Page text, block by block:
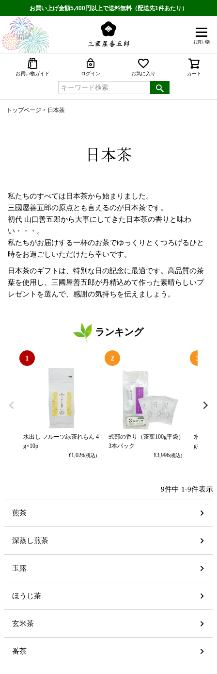
お買い上げ金額5,400円以上で送料無料（配送先1件あたり）
お買い物
お買い物ガイド ログイン お気に入り カート
トップページ 日本茶
日本茶
私たちのすべては日本茶から始まりました。
三國屋善五郎の原点とも言えるのが日本茶です。
初代 山口善五郎から大事にしてきた日本茶の香りと味わ
い・・・。
私たちがお届けする一杯のお茶でゆっくりとくつろげるひと
時をお過ごしいただけたら幸いです。
日本茶のギフトは、特別な日の記念に最適です。高品質の茶
葉を使用し、三國屋善五郎が丹精込めて作った素晴らしいプ
レゼントを選んで、感謝の気持ちを伝えましょう。
ランキング
1
水出し フルーツ緑茶れもん 4
g×10p
¥1,026(税込)
2
式部の香り（茶葉100g平袋）
3本パック
¥3,996(税込)
3
水出し
g×10p
9件中 1-9件表示
煎茶
深蒸し煎茶
玉露
ほうじ茶
玄米茶
番茶